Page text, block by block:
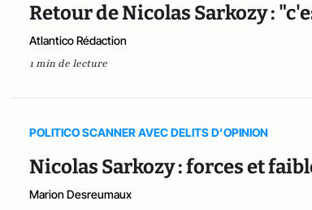
Retour de Nicolas Sarkozy :
Atlantico Rédaction
1 min de lecture
POLITICO SCANNER AVEC DELITS D’OPINION
Nicolas Sarkozy : forces et
Marion Desreumaux